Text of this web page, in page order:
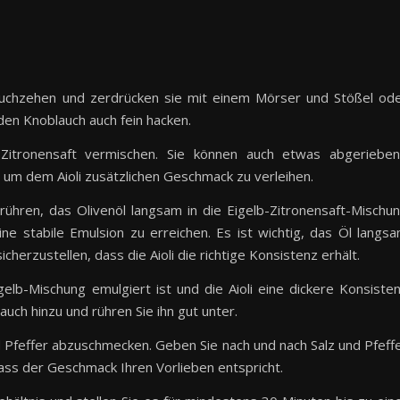
und zerdrücken sie mit einem Mörser und Stößel
Knoblauch auch fein hacken.
vermischen. Sie können auch etwas
dem Aioli zusätzlichen Geschmack zu verleihen.
das Olivenöl langsam in die Eigelb-Zitronensaft-
stabile Emulsion zu erreichen. Es ist wichtig, das Öl
dass die Aioli die richtige Konsistenz erhält.
Mischung emulgiert ist und die Aioli eine dickere
hinzu und rühren Sie ihn gut unter.
abzuschmecken. Geben Sie nach und nach Salz und
der Geschmack Ihren Vorlieben entspricht.